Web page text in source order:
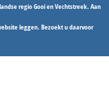
regio Gooi en Vechtstreek. Aan
leggen. Bezoekt u daarvoor